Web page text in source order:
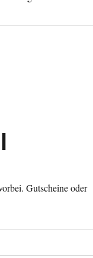
Gutscheine oder